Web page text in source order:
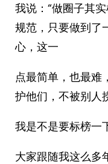
我说：“做圈子其
规范，只要做到了
心，这一
点最简单，也最难
护他们，不被别人
我是不是要标榜一
大家跟随我这么多